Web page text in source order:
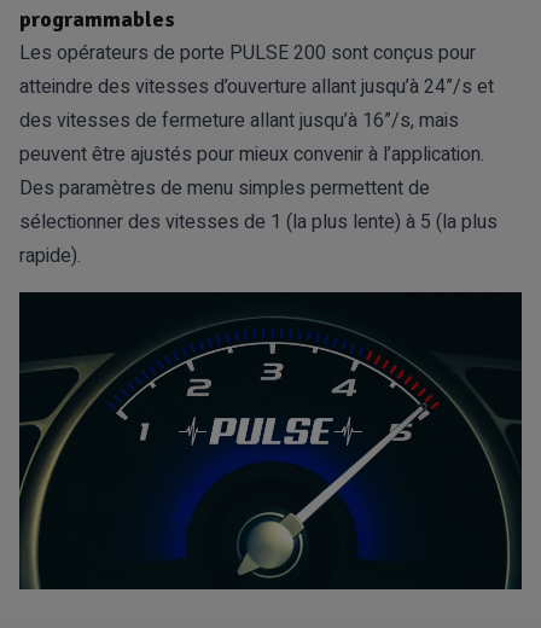
programmables
Les opérateurs de porte PULSE 200 sont conçus pour
atteindre des vitesses d’ouverture allant jusqu’à 24”/s et
des vitesses de fermeture allant jusqu’à 16”/s, mais
peuvent être ajustés pour mieux convenir à l’application.
Des paramètres de menu simples permettent de
sélectionner des vitesses de 1 (la plus lente) à 5 (la plus
rapide).